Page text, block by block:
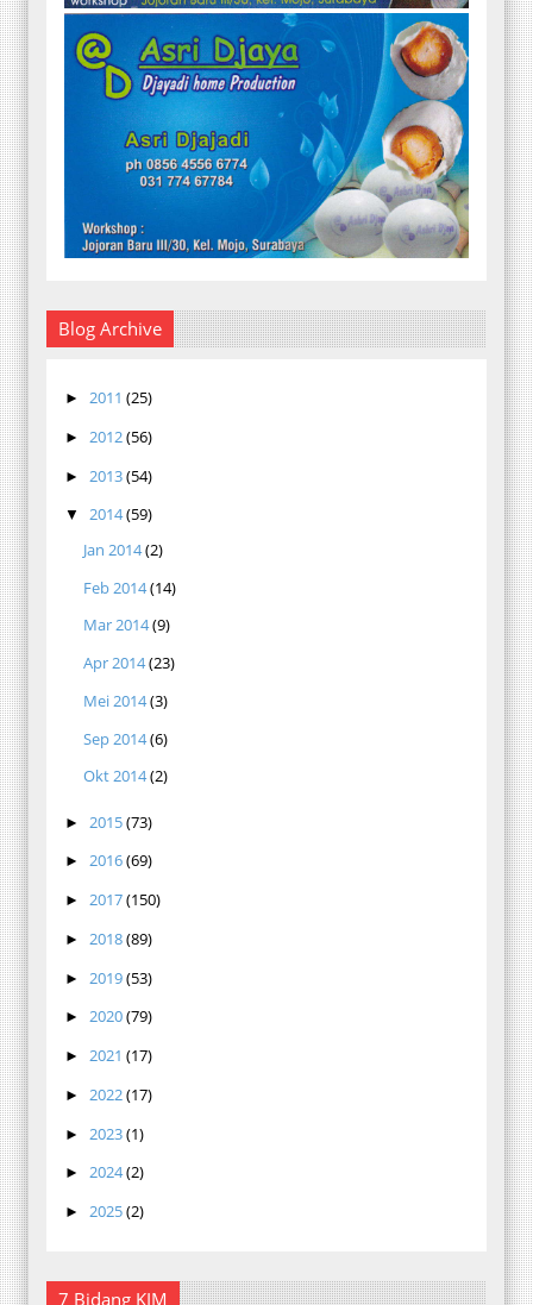
Blog Archive
► 2011 (25)
► 2012(56)
► 2013(54)
▼ 2014(59)
Jan 2014(2)
Feb 2014(14)
Mar 2014(9)
Apr 2014(23)
Mei 2014(3)
Sep 2014(6)
Okt 2014(2)
► 2015(73)
► 2016(69)
► 2017(150)
► 2018(89)
► 2019(53)
► 2020(79)
► 2021 (17)
► 2022(17)
► 2023(1)
► 2024(2)
► 2025(2)
7 Bidang KIM